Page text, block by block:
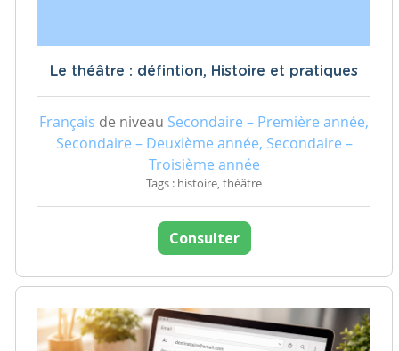
Le théâtre : défintion, Histoire et pratiques
Français de niveau Secondaire – Première année,
Secondaire – Deuxième année, Secondaire –
Troisième année
Tags : histoire, théâtre
Consulter